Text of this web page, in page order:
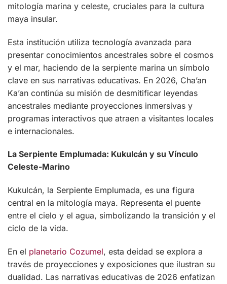
mitología marina y celeste, cruciales para la cultura
maya insular.
Esta institución utiliza tecnología avanzada para
presentar conocimientos ancestrales sobre el cosmos
y el mar, haciendo de la serpiente marina un símbolo
clave en sus narrativas educativas. En 2026, Cha’an
Ka’an continúa su misión de desmitificar leyendas
ancestrales mediante proyecciones inmersivas y
programas interactivos que atraen a visitantes locales
e internacionales.
La Serpiente Emplumada: Kukulcán y su Vínculo
Celeste-Marino
Kukulcán, la Serpiente Emplumada, es una figura
central en la mitología maya. Representa el puente
entre el cielo y el agua, simbolizando la transición y el
ciclo de la vida.
En el planetario Cozumel, esta deidad se explora a
través de proyecciones y exposiciones que ilustran su
dualidad. Las narrativas educativas de 2026 enfatizan